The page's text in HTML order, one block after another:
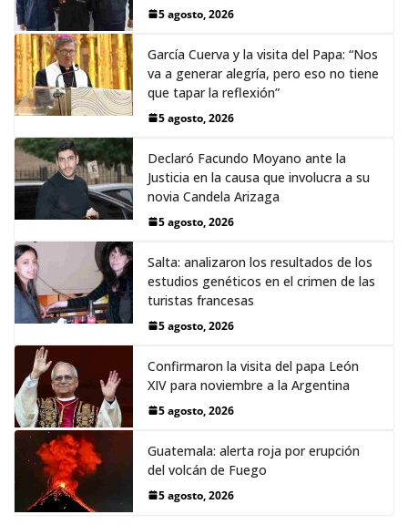
5 agosto, 2026
García Cuerva y la visita del Papa: “Nos
va a generar alegría, pero eso no tiene
que tapar la reflexión”
5 agosto, 2026
Declaró Facundo Moyano ante la
Justicia en la causa que involucra a su
novia Candela Arizaga
5 agosto, 2026
Salta: analizaron los resultados de los
estudios genéticos en el crimen de las
turistas francesas
5 agosto, 2026
Confirmaron la visita del papa León
XIV para noviembre a la Argentina
5 agosto, 2026
Guatemala: alerta roja por erupción
del volcán de Fuego
5 agosto, 2026